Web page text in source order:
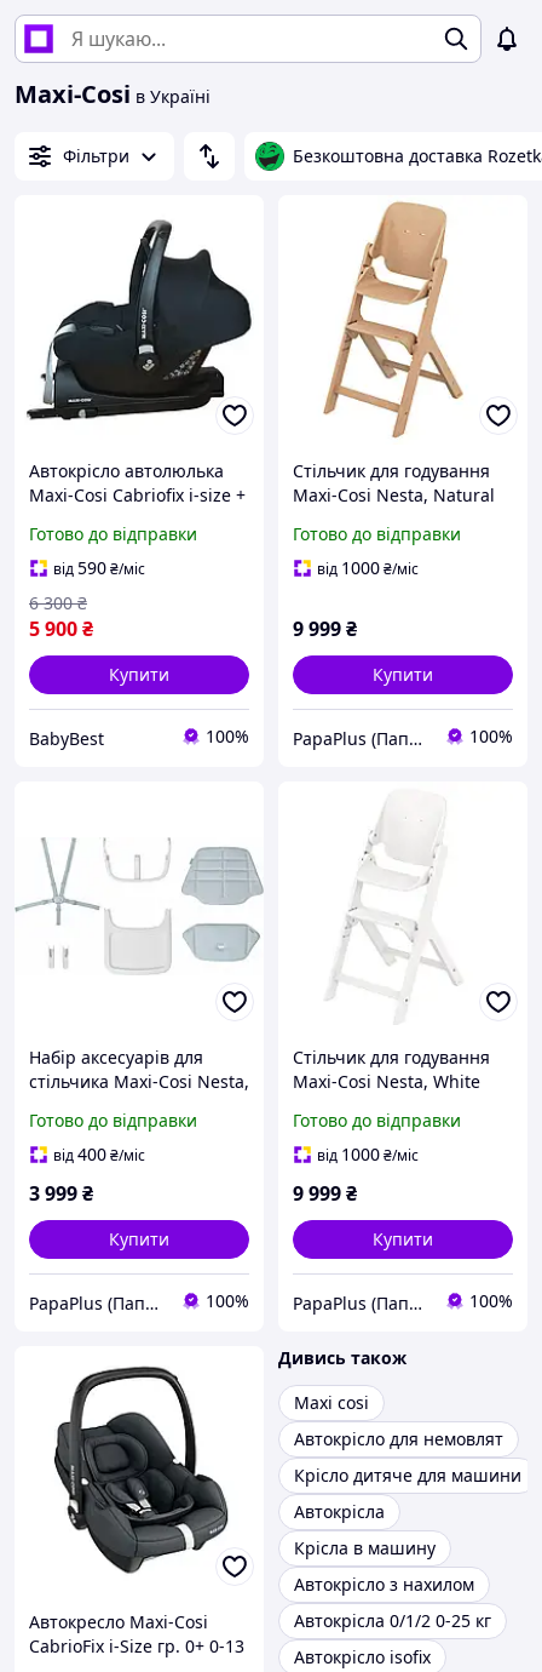
Maxi-Cosi в Україні
Фільтри Безкоштовна доставка
Автокрісло автолюлька
Maxi-Cosi Cabriofix i-size +
Готово до відправки
від590₴/міс
5 900₴
6 300 ₴
Купити
BabyBest 100%
Стільчик для годування
Maxi-Cosi Nesta, Natural
Готово до відправки
від 1000₴/міс
9 999₴
Купити
PapaPlus (Папа Плюс) 100%
Набір аксесуарів для
cтільчика Maxi-Cosi Nesta,
(2004148110)
Готово до відправки
від400₴/міс
3 999₴
Купити
PapaPlus (Папа Плюс) 100%
Стільчик для годування
Maxi-Cosi Nesta, White
Готово до відправки
від 1000₴/міс
9 999₴
Купити
PapaPlus (Папа Плюс) 100%
Автокресло Maxi-Cosi
CabrioFix i-Size гр. 0+ 0-13
Дивись також
Maxi cosi
Автокрісло для немовлят
Крісло дитяче для машини
Автокрісла
Крісла в машину
Автокрісло з нахилом
Автокрісла 0/1/2 0-25 кг
Автокрісло isofix